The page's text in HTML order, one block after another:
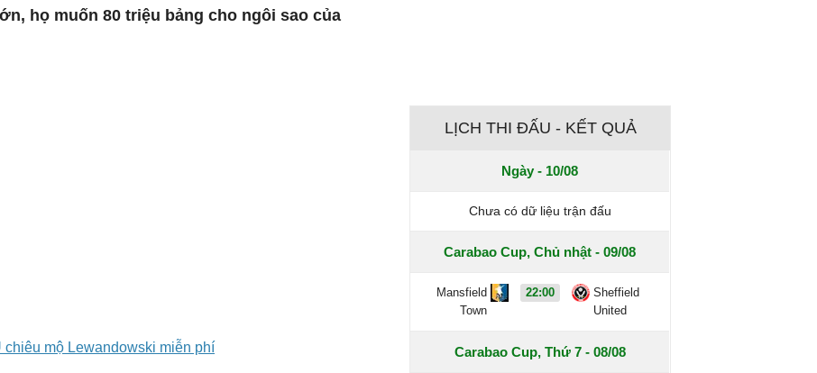
họ muốn 80 triệu bảng cho ngôi sao của
chiêu mộ Lewandowski miễn phí
LỊCH THI ĐẤU - KẾT QUẢ
Ngày - 10/08
Chưa có dữ liệu trận đấu
Carabao Cup, Chủ nhật - 09/08
Mansfield
Town
22:00
Sheffield
United
Carabao Cup, Thứ 7 - 08/08